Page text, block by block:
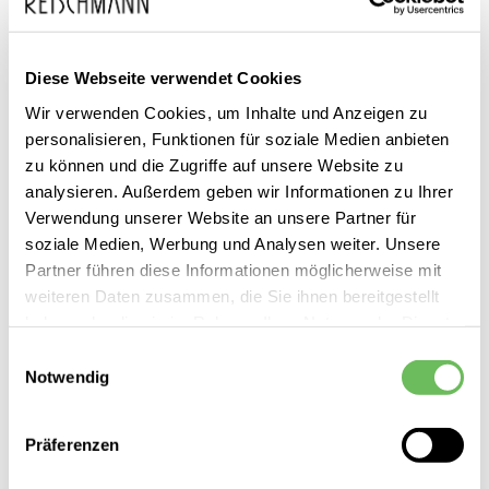
Diese Webseite verwendet Cookies
Wir verwenden Cookies, um Inhalte und Anzeigen zu
personalisieren, Funktionen für soziale Medien anbieten
zu können und die Zugriffe auf unsere Website zu
analysieren. Außerdem geben wir Informationen zu Ihrer
Verwendung unserer Website an unsere Partner für
soziale Medien, Werbung und Analysen weiter. Unsere
Partner führen diese Informationen möglicherweise mit
weiteren Daten zusammen, die Sie ihnen bereitgestellt
Notwendig
Präferenzen
Zum
Anfang
der
Bildgalerie
springen
New Balance
Damen Sneaker 530
inkl. MwSt.
Dieses Produkt ist exklusiv in unseren Filialen erhältlich. Prüfen Sie
mit einem Klick auf „Vor Ort verfügbar?", wo Ihre Größe vorrätig ist.